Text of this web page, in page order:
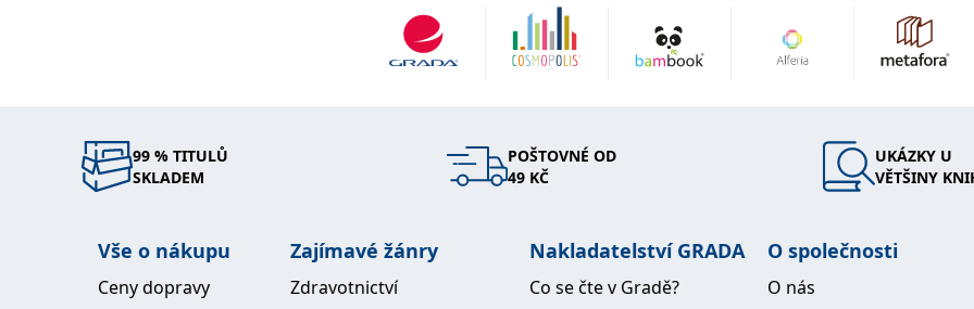
99 % TITULŮ
SKLADEM
POŠTOVNÉ OD
49 KČ
UKÁZKY U
VĚTŠINY
Vše o nákupu
Ceny dopravy
Zajímavé žánry
Zdravotnictví
Nakladatelství GRADA
Co se čte v Gradě?
O společnosti
O nás